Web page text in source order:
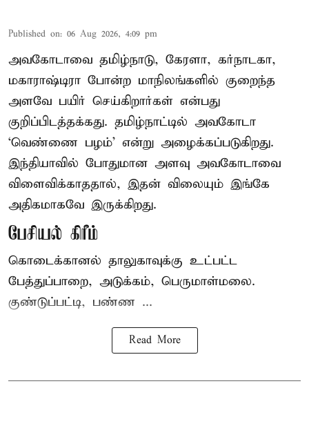
Published on: 06 Aug 2026, 4:09 pm
அவகோடாவை தமிழ்நாடு, கேரளா, கர்நாடகா,
மகாராஷ்டிரா போன்ற மாநிலங்களில் குறைந்த
அளவே பயிர் செய்கிறார்கள் என்பது
குறிப்பிடத்தக்கது. தமிழ்நாட்டில் அவகோடா
‘வெண்ணை பழம்’ என்று அழைக்கப்படுகிறது.
இந்தியாவில் போதுமான அளவு அவகோடாவை
விளைவிக்காததால், இதன் விலையும் இங்கே
அதிகமாகவே இருக்கிறது.
பேசியல் கிரீம்
கொடைக்கானல் தாலுகாவுக்கு உட்பட்ட
பேத்துப்பாறை, அடுக்கம், பெருமாள்மலை.
குண்டுப்பட்டி, பண்ண ...
Read More